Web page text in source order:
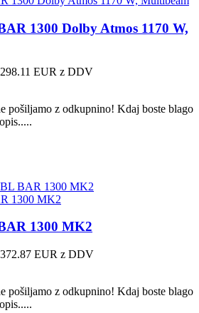
1300 Dolby Atmos 1170 W,
EUR z DDV
pošiljamo z odkupnino! ​Kdaj boste blago
1300 MK2
EUR z DDV
pošiljamo z odkupnino! ​Kdaj boste blago